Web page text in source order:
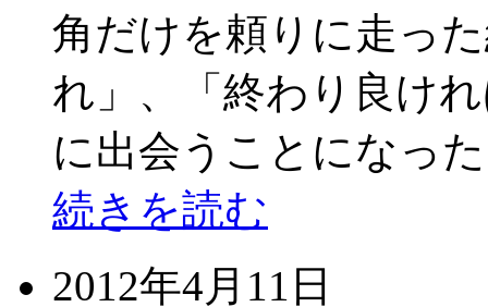
角だけを頼りに走っ
れ」、「終わり良け
に出会うことになっ
続きを読む
2012年4月11日